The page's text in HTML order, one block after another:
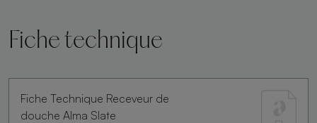
Fiche technique
Fiche Technique Receveur de
douche Alma Slate